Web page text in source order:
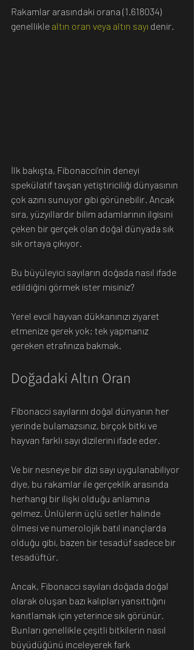
Rakamlar arasındaki orana (1.618034)
genellikle altın oran veya altın sayı denir.
İlk bakışta, Fibonacci'nin deneyi
spekülatif tavşan yetiştiriciliği dünyasının
çok azını sunuyor gibi görünebilir. Ancak
sıra, yüzyıllardır bilim adamlarının ilgisini
çeken bir gerçek olan doğal dünyada sık
sık ortaya çıkıyor.
Bu büyüleyici sayıların doğada nasıl ifade
edildiğini görmek ister misiniz?
Yerel evcil hayvan dükkanınızı ziyaret
etmenize gerek yok; tek yapmanız
gereken etrafınıza bakmak.
Doğadaki Altın Oran
Fibonacci sayılarını doğal dünyanın her
yerinde bulamazsınız, birçok bitki ve
hayvan farklı sayı dizilerini ifade eder.
Ve bir nesneye bir dizi sayı uygulanabiliyor
diye, bu rakamlar ile gerçeklik arasında
herhangi bir ilişki olduğu anlamına
gelmez. Ünlülerin üçlü setler halinde
ölmesi ve numerolojik batıl inançlarda
olduğu gibi, bazen bir tesadüf sadece bir
tesadüftür.
Ancak, Fibonacci sayıları doğada doğal
olarak oluşan bazı kalıpları yansıttığını
kanıtlamak için yeterince sık görünür.
Bunları genellikle çeşitli bitkilerin nasıl
büyüdüğünü inceleyerek fark